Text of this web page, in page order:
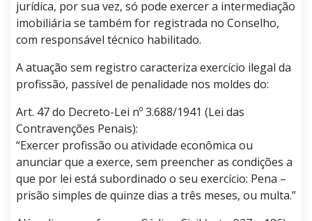
jurídica, por sua vez, só pode exercer a intermediação
imobiliária se também for registrada no Conselho,
com responsável técnico habilitado.
A atuação sem registro caracteriza exercício ilegal da
profissão, passível de penalidade nos moldes do:
Art. 47 do Decreto-Lei nº 3.688/1941 (Lei das
Contravenções Penais):
“Exercer profissão ou atividade econômica ou
anunciar que a exerce, sem preencher as condições a
que por lei está subordinado o seu exercício: Pena –
prisão simples de quinze dias a três meses, ou multa.”